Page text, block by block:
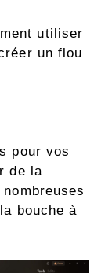
utiliser
un flou
pour vos
de la
bouche à